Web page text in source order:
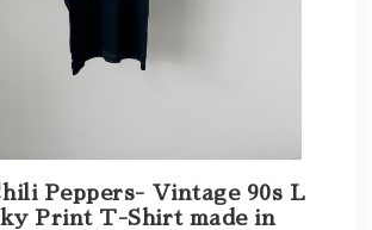
Peppers- Vintage 90s L
Print T-Shirt made in